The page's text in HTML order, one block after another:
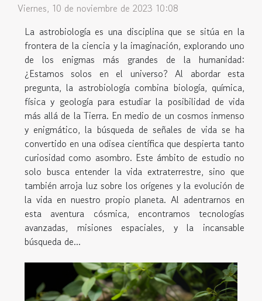
Viernes, 10 de noviembre de 2023 10:08
La astrobiología es una disciplina que se sitúa en la
frontera de la ciencia y la imaginación, explorando uno
de los enigmas más grandes de la humanidad:
¿Estamos solos en el universo? Al abordar esta
pregunta, la astrobiología combina biología, química,
física y geología para estudiar la posibilidad de vida
más allá de la Tierra. En medio de un cosmos inmenso
y enigmático, la búsqueda de señales de vida se ha
convertido en una odisea científica que despierta tanto
curiosidad como asombro. Este ámbito de estudio no
solo busca entender la vida extraterrestre, sino que
también arroja luz sobre los orígenes y la evolución de
la vida en nuestro propio planeta. Al adentrarnos en
esta aventura cósmica, encontramos tecnologías
avanzadas, misiones espaciales, y la incansable
búsqueda de...